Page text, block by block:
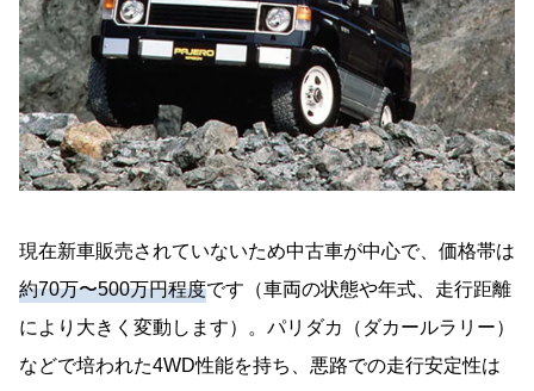
現在新車販売されていないため中古車が中心で、価格帯は
約70万〜500万円程度です（車両の状態や年式、走行距離
により大きく変動します）。パリダカ（ダカールラリー）
などで培われた4WD性能を持ち、悪路での走行安定性は